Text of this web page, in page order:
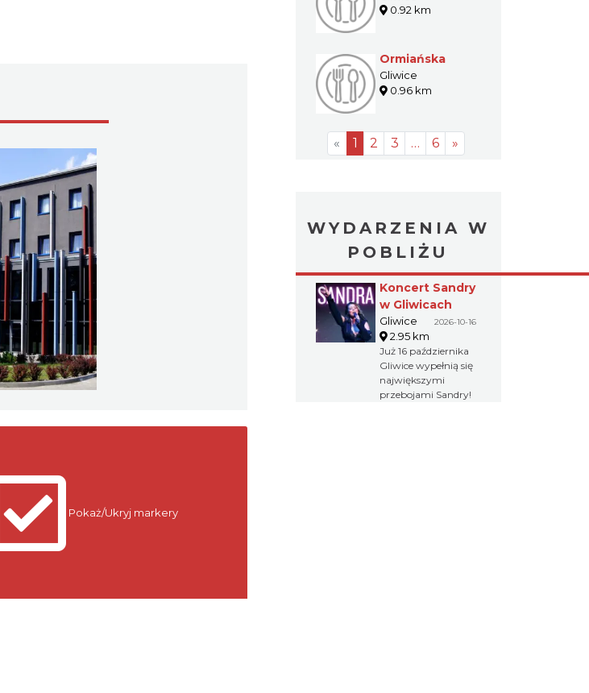
Pokaż/Ukryj markery
0.92 km
Ormiańska
Gliwice
0.96 km
« 1 2 3 … 6 »
WYDARZENIA W
POBLIŻU
Koncert Sandry
w Gliwicach
Gliwice 2026-10-16
2.95 km
Już 16 października
Gliwice wypełnią się
największymi
przebojami Sandry!